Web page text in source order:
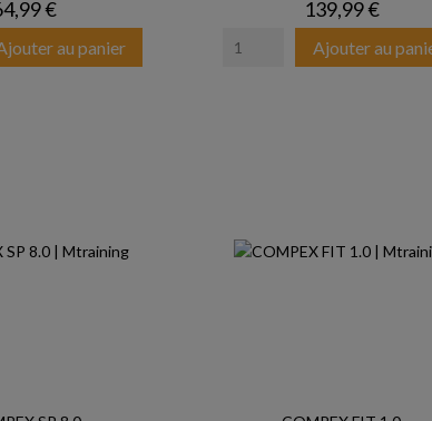
€
au panier
Prix
139,99 €
Ajouter au